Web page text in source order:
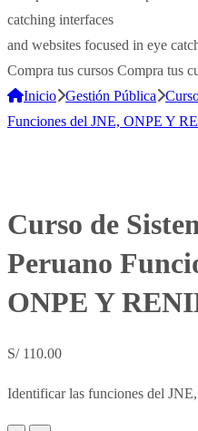
catching interfaces
and websites focused in eye
Compra tus cursos Compra tus
Inicio Gestión Pública
Funciones del JNE, ONPE Y
Curso de
Peruano
ONPE Y
S/110.00
Identificar las funciones del